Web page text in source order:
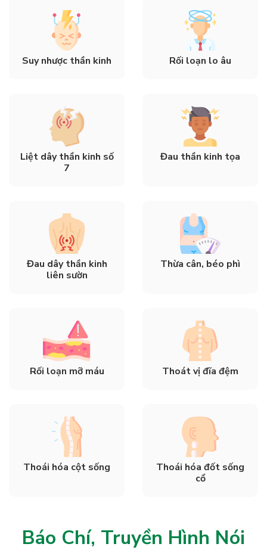
Suy nhược thần kinh Rối loạn lo âu
Liệt dây thần kinh số
7
Đau thần kinh tọa
Đau dây thần kinh
liên sườn
Thừa cân, béo phì
Rối loạn mỡ máu Thoát vị đĩa đệm
Thoái hóa cột sống
Thoái hóa đốt sống
cổ
Báo Chí, Truyền Hình Nói